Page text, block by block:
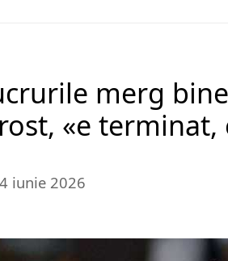
merg
«e terminat,
iunie 2026